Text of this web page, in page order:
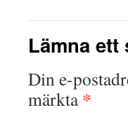
Lämna ett
Din e-
märkta*